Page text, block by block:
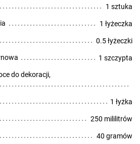
1 sztuka
1 łyżeczka
0.5 łyżeczki
1 szczypta
do dekoracji,
1 łyżka
250 mililitrów
40 gramów